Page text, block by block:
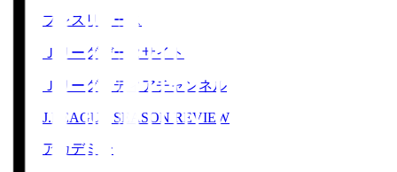
プレスリリース
Ｊリーグデータサイト
Ｊリーグメディアチャンネル
J.LEAGUE SEASON REVIEW
アカデミー